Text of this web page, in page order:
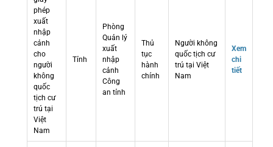
phép
xuất
nhập
cảnh
cho
người
không
quốc
tịch cư
trú tại
Việt
Nam
Tỉnh
Phòng
Quản lý
xuất
nhập
cảnh
Công
an tỉnh
Thủ
tục
hành
chính
Người không
quốc tịch cư
trú tại Việt
Nam
Xem
chi
tiết